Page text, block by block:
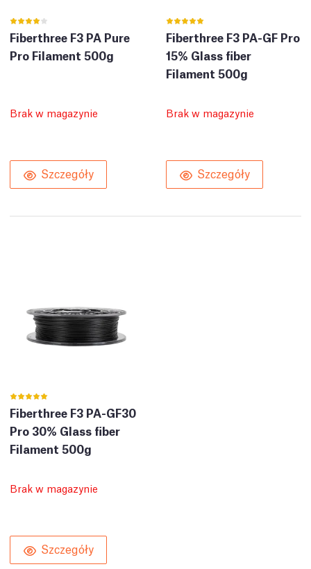
Fiberthree F3 PA Pure
Pro Filament 500g
Brak w magazynie
Szczegóły
Fiberthree F3 PA-GF Pro
15% Glass fiber
Filament 500g
Brak w magazynie
Szczegóły
Fiberthree F3 PA-GF30
Pro 30% Glass fiber
Filament 500g
Brak w magazynie
Szczegóły